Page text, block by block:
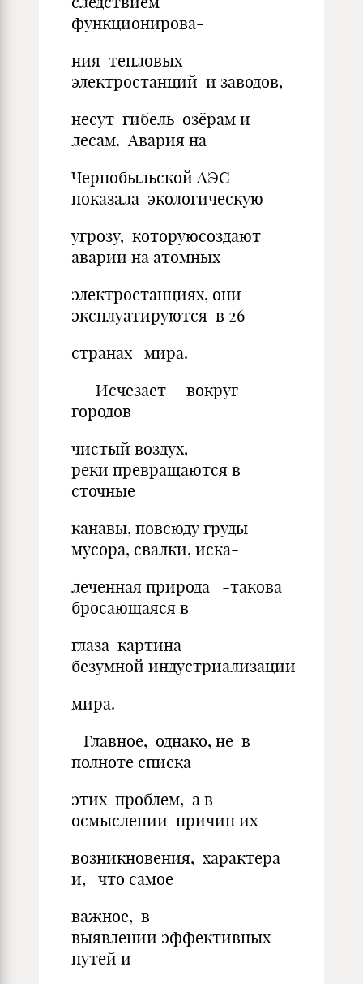
функционирова-
ния тепловых
электростанций и заводов,
несут гибель озёрам и
лесам. Авария на
Чернобыльской АЭС
показала экологическую
угрозу, которуюсоздают
аварии на атомных
электростанциях, они
эксплуатируются в 26
странах мира.
Исчезает вокруг
городов
чистый воздух,
реки превращаются в
сточные
канавы, повсюду груды
мусора, свалки, иска-
леченная природа -такова
бросающаяся в
глаза картина
безумной индустриализации
мира.
Главное, однако, не в
полноте списка
этих проблем, а в
осмыслении причин их
возникновения, характера
и, что самое
важное, в
выявлении эффективных
путей и